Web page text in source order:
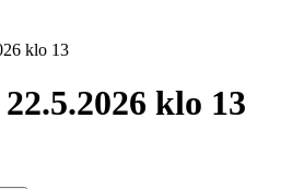
klo 13
klo 13